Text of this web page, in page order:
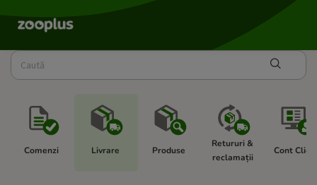
Comenzi Livrare Produse
Retururi &
reclamații
Cont